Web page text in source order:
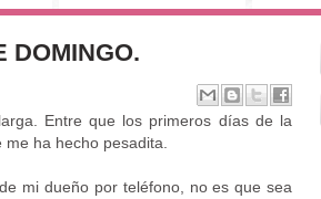
DOMINGO.
Entre que los primeros días de la
ha hecho pesadita.
mi dueño por teléfono, no es que sea